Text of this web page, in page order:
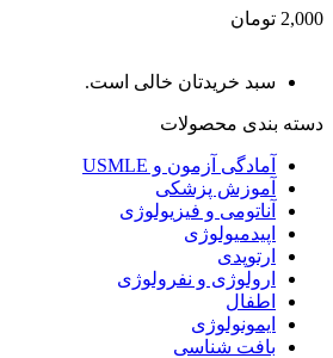
2,000 تومان
سبد خریدتان خالی است.
دسته بندی محصولات
آمادگی آزمون و USMLE
آموزش پزشکی
آناتومی و فیزیولوژی
اپیدمیولوژی
ارتوپدی
ارولوژی و نفرولوژی
اطفال
ایمونولوژی
بافت شناسی